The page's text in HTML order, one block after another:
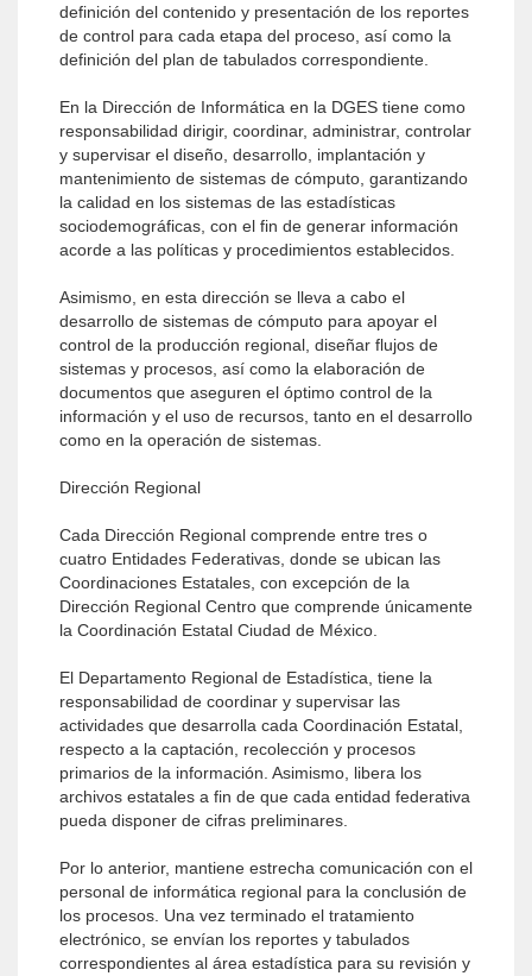
definición del contenido y presentación de los reportes
de control para cada etapa del proceso, así como la
definición del plan de tabulados correspondiente.
En la Dirección de Informática en la DGES tiene como
responsabilidad dirigir, coordinar, administrar, controlar
y supervisar el diseño, desarrollo, implantación y
mantenimiento de sistemas de cómputo, garantizando
la calidad en los sistemas de las estadísticas
sociodemográficas, con el fin de generar información
acorde a las políticas y procedimientos establecidos.
Asimismo, en esta dirección se lleva a cabo el
desarrollo de sistemas de cómputo para apoyar el
control de la producción regional, diseñar flujos de
sistemas y procesos, así como la elaboración de
documentos que aseguren el óptimo control de la
información y el uso de recursos, tanto en el desarrollo
como en la operación de sistemas.
Dirección Regional
Cada Dirección Regional comprende entre tres o
cuatro Entidades Federativas, donde se ubican las
Coordinaciones Estatales, con excepción de la
Dirección Regional Centro que comprende únicamente
la Coordinación Estatal Ciudad de México.
El Departamento Regional de Estadística, tiene la
responsabilidad de coordinar y supervisar las
actividades que desarrolla cada Coordinación Estatal,
respecto a la captación, recolección y procesos
primarios de la información. Asimismo, libera los
archivos estatales a fin de que cada entidad federativa
pueda disponer de cifras preliminares.
Por lo anterior, mantiene estrecha comunicación con el
personal de informática regional para la conclusión de
los procesos. Una vez terminado el tratamiento
electrónico, se envían los reportes y tabulados
correspondientes al área estadística para su revisión y